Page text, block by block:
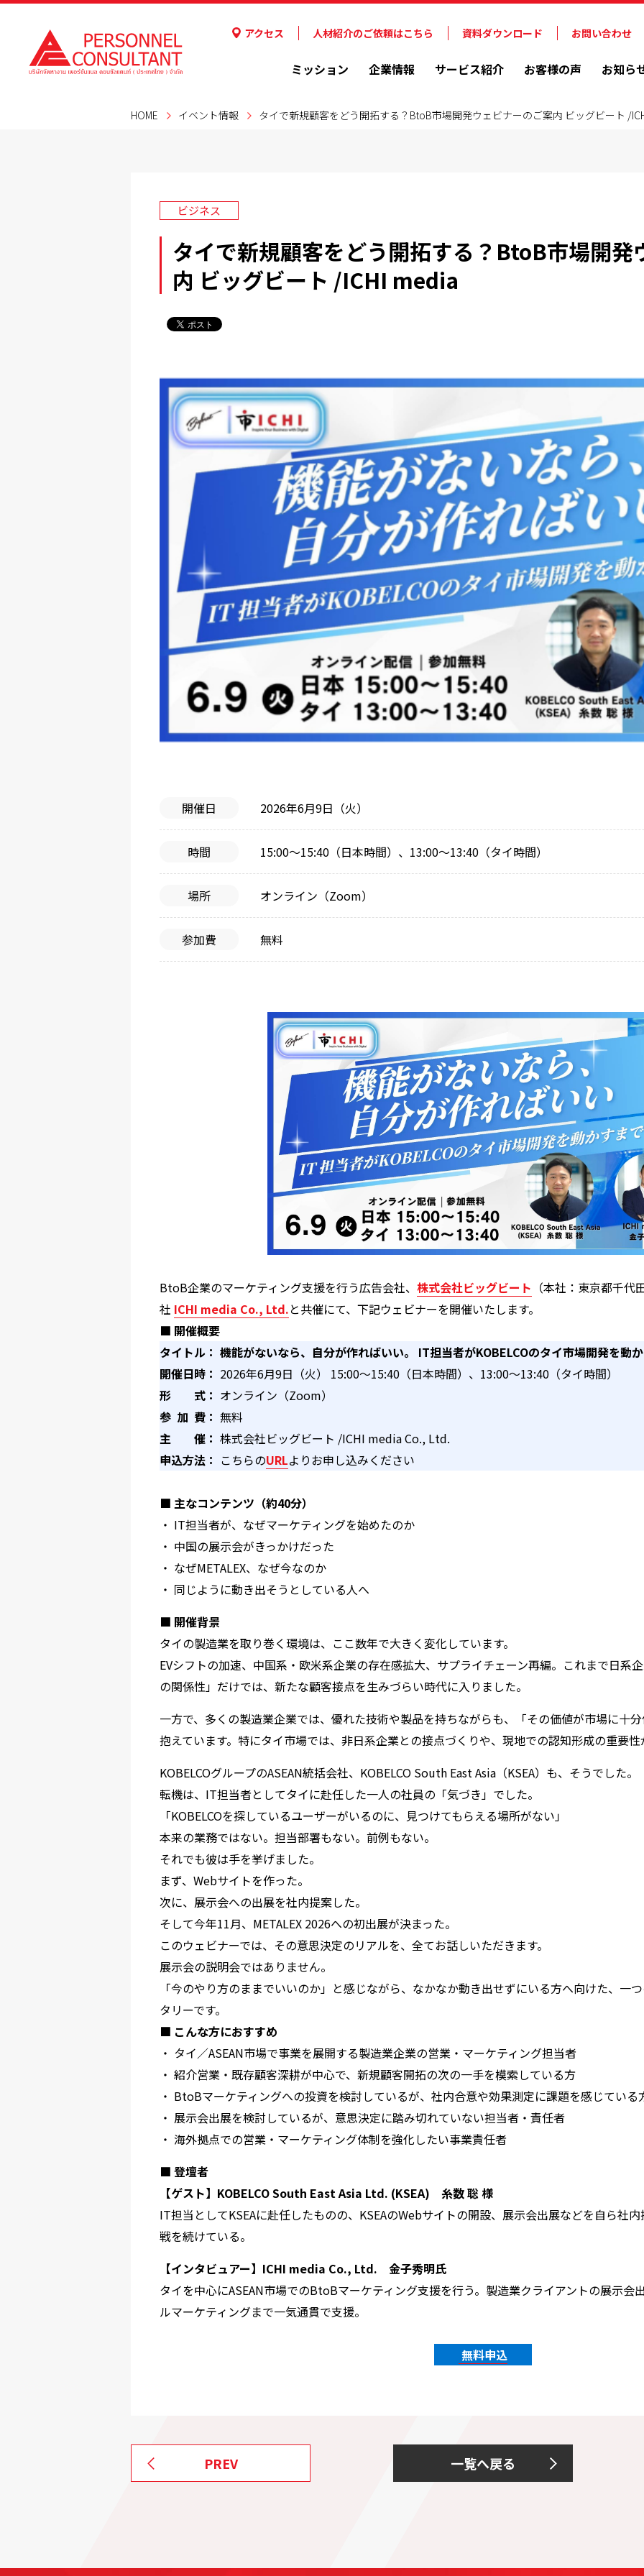
アクセス 人材紹介のご依頼はこちら 資料ダウンロード お問い合わせ
ミッション 企業情報 サービス紹介 お客様の声 お知ら
HOME イベント情報 タイで新規顧客をどう開拓する？BtoB市場開発ウェビナーのご案内 ビッグビート /
ビジネス
タイで新規顧客をどう開拓する？BtoB市場開発
内 ビッグビート /ICHI media
開催日 2026年6月9日（火）
時間 15:00〜15:40（日本時間）、13:00～13:40（タイ時間）
場所 オンライン（Zoom）
参加費 無料
BtoB企業のマーケティング支援を行う広告会社、 株式会社ビッグビート （本社：東京都千
社 ICHI media Co., Ltd.と共催にて、下記ウェビナーを開催いたします。
■ 開催概要
タイトル ： 機能がないなら、自分が作ればいい。
IT担当者がKOBELCOのタイ市場開発を動
開催日時 ： 2026年6月9日（火） 15:00〜15:40（日本時間）、13:00～13:40（タイ時間）
形 式 ： オンライン（Zoom）
参 加 費 ： 無料
主 催 ： 株式会社ビッグビート /ICHI media Co., Ltd.
申込方法 ： こちらのURLよりお申し込みください
■ 主なコンテンツ（約40分）
・ IT担当者が、なぜマーケティングを始めたのか
・ 中国の展示会がきっかけだった
・ なぜMETALEX、なぜ今なのか
・ 同じように動き出そうとしている人へ
■ 開催背景
タイの製造業を取り巻く環境は、 ここ数年で大きく変化しています。
EVシフトの加速、中国系・欧米系企業の存在感拡大、 サプライチェーン再編。これまで日系
の関係性」だけでは、 新たな顧客接点を生みづらい時代に入りました。
一方で、多くの製造業企業では、 優れた技術や製品を持ちながらも、「その価値が市場に十
抱えています。特にタイ市場では、 非日系企業との接点づくりや、 現地での認知形成の重要
KOBELCOグループのASEAN統括会社、KOBELCO South East Asia（KSEA）も、そうでした。
転機は、IT担当者としてタイに赴任した一人の社員の「気づき」 でした。
「KOBELCOを探しているユーザーがいるのに、 見つけてもらえる場所がない」
本来の業務ではない。担当部署もない。前例もない。
それでも彼は手を挙げました。
まず、Webサイトを作った。
次に、展示会への出展を社内提案した。
そして今年11月、METALEX 2026への初出展が決まった。
このウェビナーでは、その意思決定のリアルを、 全てお話しいただきます。
展示会の説明会ではありません。
「今のやり方のままでいいのか」と感じながら、 なかなか動き出せずにいる方へ向けた、 一
タリーです。
■ こんな方におすすめ
・ タイ／ASEAN市場で事業を展開する製造業企業の営業・ マーケティング担当者
・ 紹介営業・既存顧客深耕が中心で、 新規顧客開拓の次の一手を模索している方
・ BtoBマーケティングへの投資を検討しているが、 社内合意や効果測定に課題を感じている
・ 展示会出展を検討しているが、 意思決定に踏み切れていない担当者・責任者
・ 海外拠点での営業・マーケティング体制を強化したい事業責任者
■ 登壇者
【ゲスト】KOBELCO South East Asia Ltd. (KSEA) 糸数 聡 様
IT担当としてKSEAに赴任したものの、 KSEAのWebサイトの開設、 展示会出展などを自ら社
戦を続けている。
【インタビュアー】ICHI media Co., Ltd. 金子秀明氏
タイを中心にASEAN市場でのBtoBマーケティング支援を行う。製造業クライアントの展示会
ルマーケティングまで一気通貫で支援。
無料申込
PREV 一覧へ戻る